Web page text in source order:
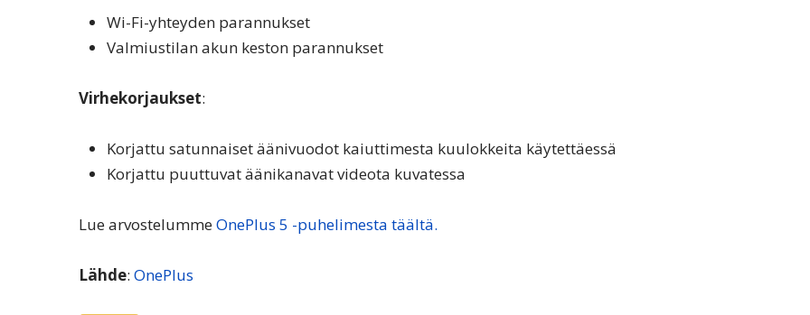
Wi-Fi-yhteyden parannukset
Valmiustilan akun keston parannukset
Virhekorjaukset:
Korjattu satunnaiset äänivuodot kaiuttimesta kuulokkeita käytettäessä
Korjattu puuttuvat äänikanavat videota kuvatessa
Lue arvostelumme OnePlus 5 -puhelimesta täältä.
Lähde: OnePlus